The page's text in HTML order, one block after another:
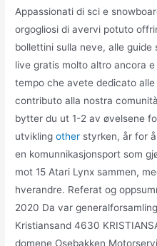
Appassionati di sci e
orgogliosi di avervi potuto
bollettini sulla neve, alle
live gratis molto altro ancora
tempo che avete dedicato
contributo alla nostra
bytter du ut 1-2 av øvelsene
utviklingother styrken, år for
en komunnikasjonsport som
mot 15 Atari Lynx sammen,
hverandre. Referat og
2020 Da var
Kristiansand 4630
domene Osebakken